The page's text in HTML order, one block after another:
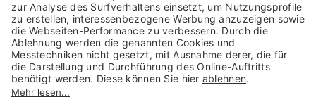
Trusted Shops Mitglied seit 2010